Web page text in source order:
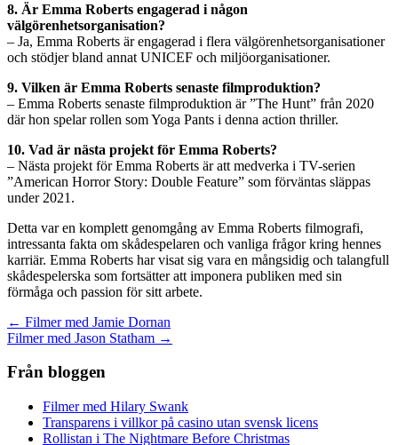
8. Är Emma Roberts engagerad i någon
välgörenhetsorganisation?
– Ja, Emma Roberts är engagerad i flera välgörenhetsorganisationer
och stödjer bland annat UNICEF och miljöorganisationer.
9. Vilken är Emma Roberts senaste filmproduktion?
– Emma Roberts senaste filmproduktion är ”The Hunt” från 2020
där hon spelar rollen som Yoga Pants i denna action thriller.
10. Vad är nästa projekt för Emma Roberts?
– Nästa projekt för Emma Roberts är att medverka i TV-serien
”American Horror Story: Double Feature” som förväntas släppas
under 2021.
Detta var en komplett genomgång av Emma Roberts filmografi,
intressanta fakta om skådespelaren och vanliga frågor kring hennes
karriär. Emma Roberts har visat sig vara en mångsidig och talangfull
skådespelerska som fortsätter att imponera publiken med sin
förmåga och passion för sitt arbete.
Inläggsnavigering
← Filmer med Jamie Dornan
Filmer med Jason Statham →
Från bloggen
Filmer med Hilary Swank
Transparens i villkor på casino utan svensk licens
Rollistan i The Nightmare Before Christmas